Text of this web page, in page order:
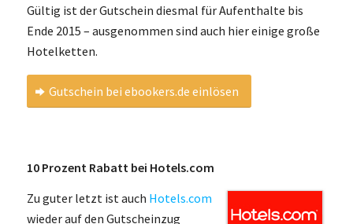
Gültig ist der Gutschein diesmal für Aufenthalte bis
Ende 2015 – ausgenommen sind auch hier einige große
Hotelketten.
Gutschein bei ebookers.de einlösen
10 Prozent Rabatt bei Hotels.com
Zu guter letzt ist auch Hotels.com
wieder auf den Gutscheinzug